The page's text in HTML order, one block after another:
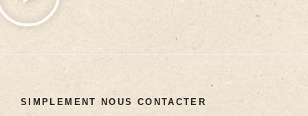
SIMPLEMENT NOUS CONTACTER